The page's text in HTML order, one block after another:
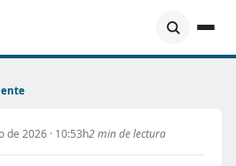
de 2026 · 10:53h2 min de lectura